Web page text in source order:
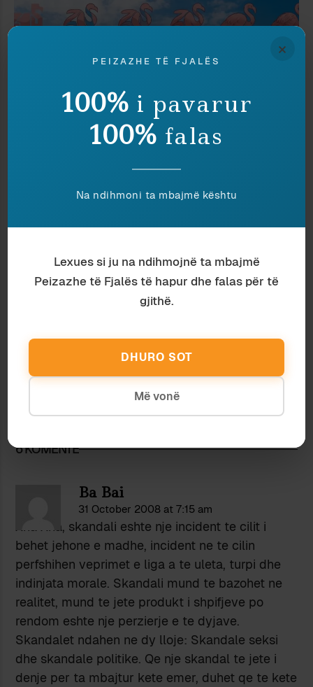
AJSBERGU I PROTESTËS
6 KOMENTE
Ba Bai
31 October 2008 at 7:15 am
Xha Xha, skandali eshte nje incident te cilit i
behet jehone e madhe, incident ne te cilin
perfshihen veprimet e liga a te uleta, turpi dhe
indinjata morale. Skandali mund te bazohet ne
realitet, mund te jete produkt i shpifjeve po
rendom eshte nje perzierje e te dyjave.
Skandalet ndahen ne dy lloje: Skandale seksi
dhe skandale politike. Qe nje skandal te jete i
denje per ta mbajtur kete emer, duhet qe te kete
×
PEIZAZHE TË FJALËS
100% i pavarur
100% falas
Na ndihmoni ta mbajmë kështu
Lexues si ju na ndihmojnë ta mbajmë
Peizazhe të Fjalës të hapur dhe falas për të
gjithë.
DHURO SOT
Më vonë